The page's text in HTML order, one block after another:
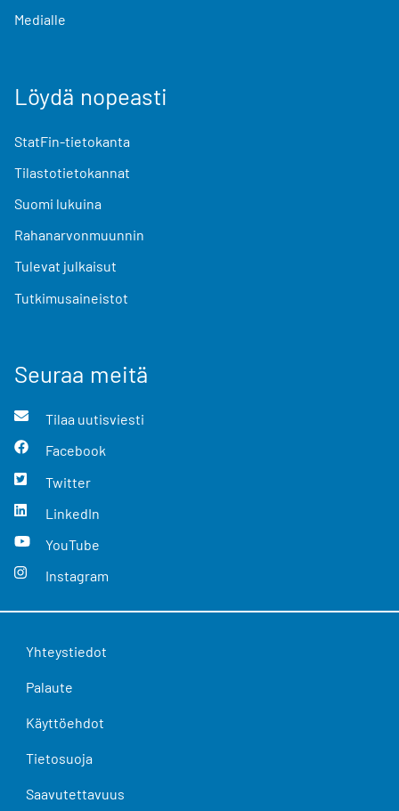
Medialle
Löydä nopeasti
StatFin-tietokanta
Tilastotietokannat
Suomi lukuina
Rahanarvonmuunnin
Tulevat julkaisut
Tutkimusaineistot
Seuraa meitä
Tilaa uutisviesti
Facebook
Twitter
LinkedIn
YouTube
Instagram
Yhteystiedot
Palaute
Käyttöehdot
Tietosuoja
Saavutettavuus